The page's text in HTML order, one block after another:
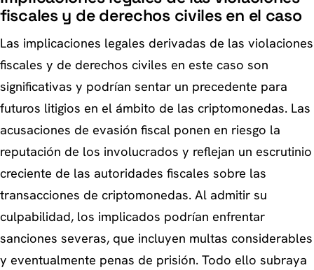
fiscales y de derechos civiles en el caso
Las implicaciones legales derivadas de las violaciones
fiscales y de derechos civiles en este caso son
significativas y podrían sentar un precedente para
futuros litigios en el ámbito de las criptomonedas. Las
acusaciones de evasión fiscal ponen en riesgo la
reputación de los involucrados y reflejan un escrutinio
creciente de las autoridades fiscales sobre las
transacciones de criptomonedas. Al admitir su
culpabilidad, los implicados podrían enfrentar
sanciones severas, que incluyen multas considerables
y eventualmente penas de prisión. Todo ello subraya